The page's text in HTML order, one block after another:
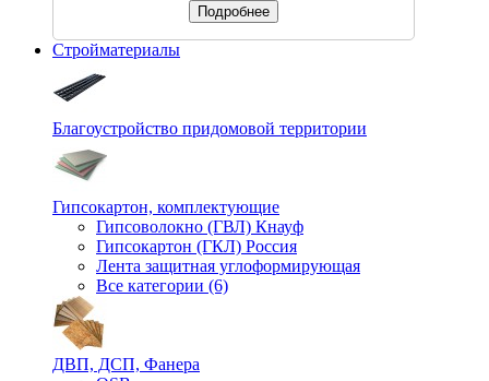
Подробнее
Стройматериалы
Благоустройство придомовой территории
Гипсокартон, комплектующие
Гипсоволокно (ГВЛ) Кнауф
Гипсокартон (ГКЛ) Россия
Лента защитная углоформирующая
Все категории (6)
ДВП, ДСП, Фанера